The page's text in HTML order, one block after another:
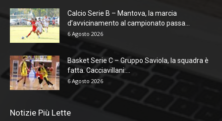
Calcio Serie B – Mantova, la marcia
d’avvicinamento al campionato passa...
6 Agosto 2026
Basket Serie C – Gruppo Saviola, la squadra è
fatta. Cacciavillani:...
6 Agosto 2026
Notizie Più Lette